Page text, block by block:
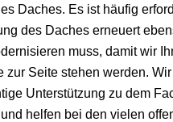
Daches. Es ist häufig
des Daches erneuert
muss, damit wir
zur Seite stehen werden.
Unterstützung zu dem
helfen bei den vielen